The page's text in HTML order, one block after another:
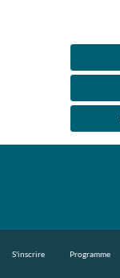
S'inscrire Programme